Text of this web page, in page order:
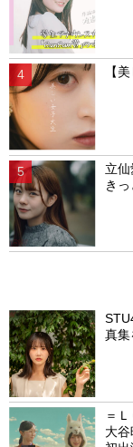
【
立
き
真集
＝
大